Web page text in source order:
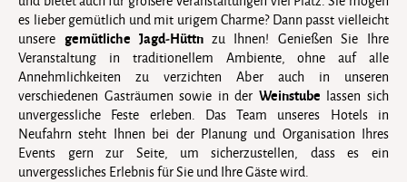
es lieber gemütlich und mit urigem Charme? Dann passt vielleicht
unsere gemütliche Jagd-Hüttn zu Ihnen! Genießen Sie Ihre
Veranstaltung in traditionellem Ambiente, ohne auf alle
Annehmlichkeiten zu verzichten Aber auch in unseren
verschiedenen Gasträumen sowie in der Weinstube lassen sich
unvergessliche Feste erleben. Das Team unseres Hotels in
Neufahrn steht Ihnen bei der Planung und Organisation Ihres
Events gern zur Seite, um sicherzustellen, dass es ein
unvergessliches Erlebnis für Sie und Ihre Gäste wird.